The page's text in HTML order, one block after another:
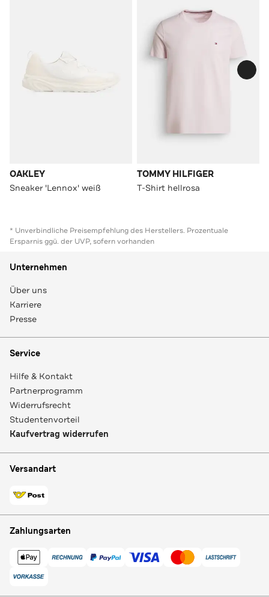
OAKLEY
Sneaker 'Lennox' weiß
TOMMY HILFIGER
T-Shirt hellrosa
* Unverbindliche Preisempfehlung des Herstellers. Prozentuale
Ersparnis ggü. der UVP, sofern vorhanden
Unternehmen
Über uns
Karriere
Presse
Service
Hilfe & Kontakt
Partnerprogramm
Widerrufsrecht
Studentenvorteil
Kaufvertrag widerrufen
Versandart
Zahlungsarten